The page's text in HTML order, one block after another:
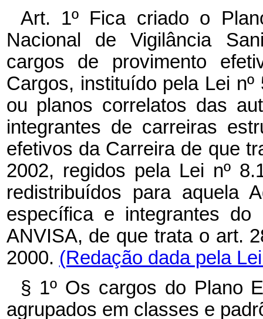
Art. 1º Fica criado o
Nacional de Vigilância
cargos de provimento
Cargos, instituído pela Lei nº
ou planos correlatos das
integrantes de carreiras
efetivos da Carreira de que
2002, regidos pela Lei nº
redistribuídos para aquela
específica e integrantes
ANVISA, de que trata o art.
2000. (Redação dada pela
§ 1º Os cargos do Plano
agrupados em classes e